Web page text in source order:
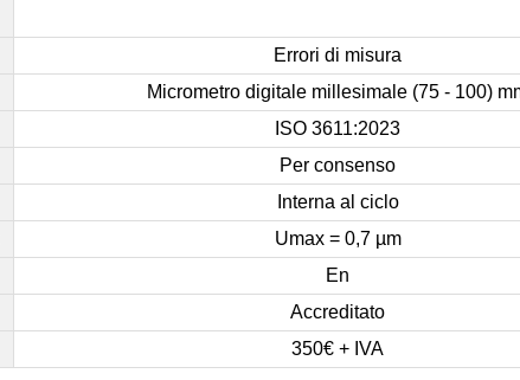
Errori di misura
Micrometro digitale millesimale (75 - 100)
ISO 3611:2023
Per consenso
Interna al ciclo
Umax = 0,7 µm
En
Accreditato
350€ + IVA